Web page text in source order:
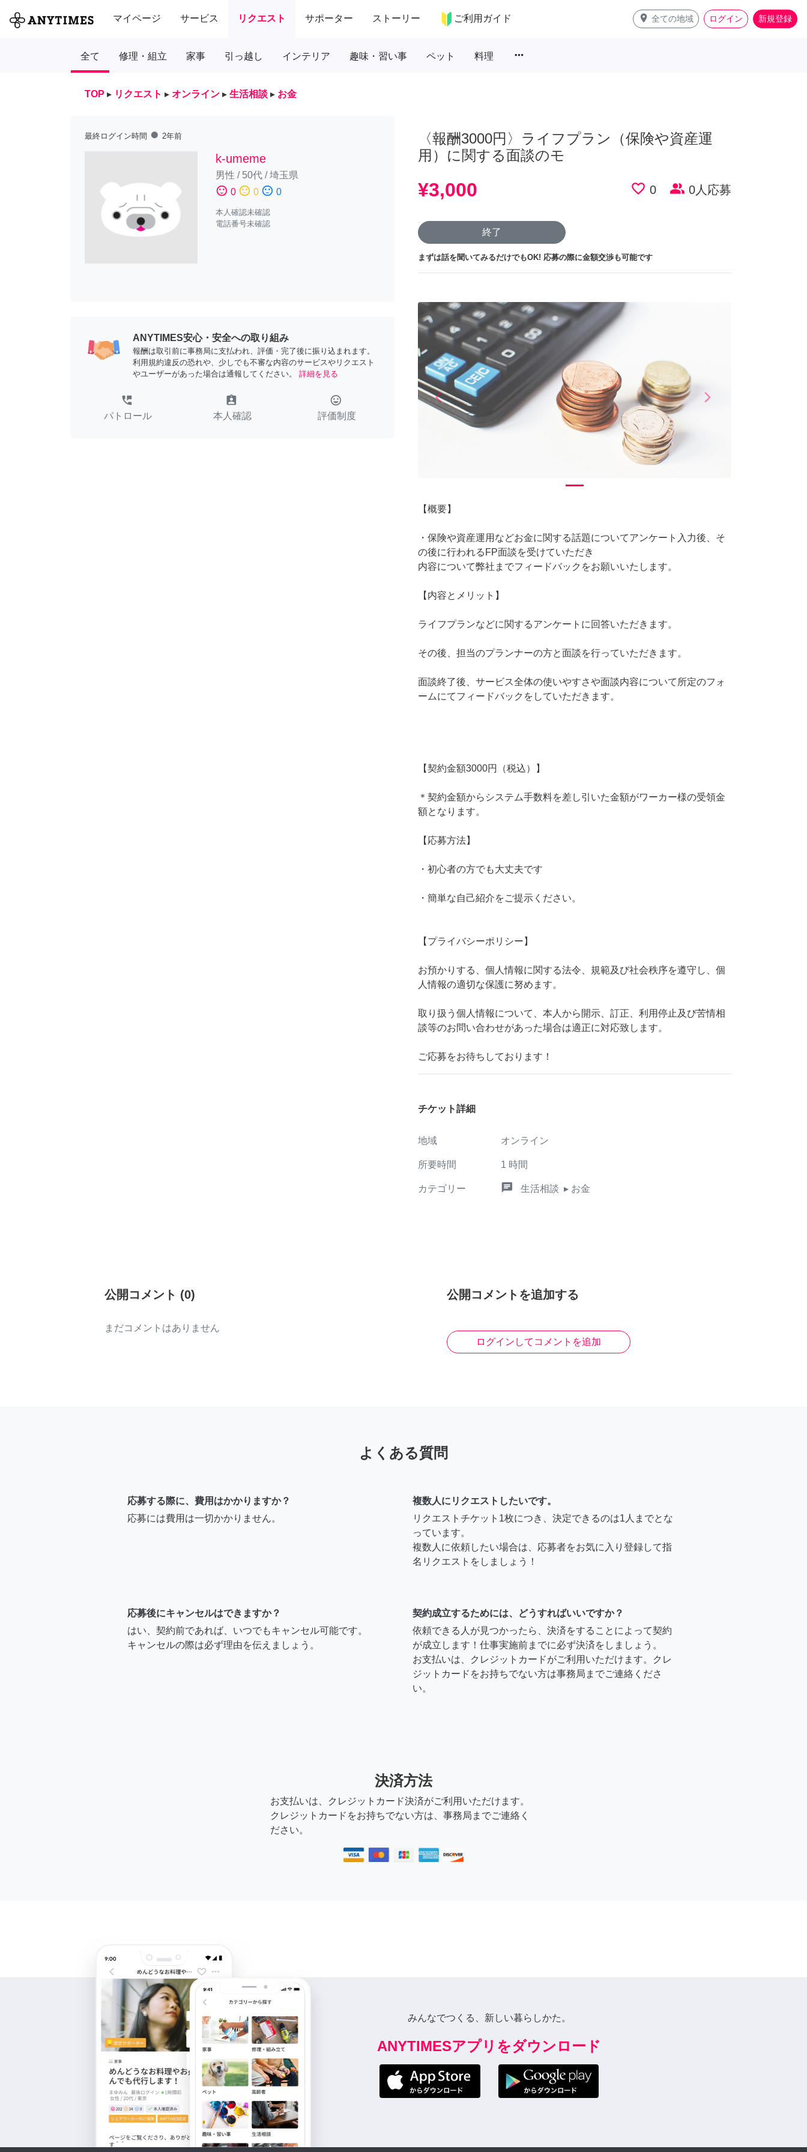
マイページ サービス リクエスト サポーター ストーリー ご利用ガイド place 全ての地域 ログイン 新規登録
全て 修理・組立 家事 引っ越し インテリア 趣味・習い事 ペット 料理 more_horiz
TOP ▸ リクエスト ▸ オンライン ▸ 生活相談 ▸ お金
最終ログイン時間 fiber_manual_record 2年前
k-umeme
男性 / 50代/埼玉県
sentiment_satisfied 0 sentiment_neutral 0 sentiment_dissatisfied 0
本人確認未確認
電話番号未確認
ANYTIMES安心・安全への取り組み
報酬は取引前に事務局に支払われ、評価・完了後に振り込まれます。
利用規約違反の恐れや、少しでも不審な内容のサービスやリクエスト
やユーザーがあった場合は通報してください。
詳細を見る
perm_phone_msg
パトロール
assignment_ind
本人確認
tag_faces
評価制度
〈報酬3000円〉ライフプラン（保険や資産運
用）に関する面談のモ
¥3,000 favorite_border 0 people_alt 0人応募
終了
まずは話を聞いてみるだけでもOK! 応募の際に金額交渉も可能です
arrow_back_iosPrevious arrow_forward_iosNext
【概要】
・保険や資産運用などお金に関する話題についてアンケート入力後、そ
の後に行われるFP面談を受けていただき
内容について弊社までフィードバックをお願いいたします。
【内容とメリット】
ライフプランなどに関するアンケートに回答いただきます。
その後、担当のプランナーの方と面談を行っていただきます。
面談終了後、サービス全体の使いやすさや面談内容について所定のフォ
ームにてフィードバックをしていただきます。
【契約金額3000円（税込）】
＊契約金額からシステム手数料を差し引いた金額がワーカー様の受領金
額となります。
【応募方法】
・初心者の方でも大丈夫です
・簡単な自己紹介をご提示ください。
【プライバシーポリシー】
お預かりする、個人情報に関する法令、規範及び社会秩序を遵守し、個
人情報の適切な保護に努めます。
取り扱う個人情報について、本人から開示、訂正、利用停止及び苦情相
談等のお問い合わせがあった場合は適正に対応致します。
ご応募をお待ちしております！
チケット詳細
地域 オンライン
所要時間 1 時間
カテゴリー chat 生活相談 ▸ お金
公開コメント (0)
まだコメントはありません
公開コメントを追加する
ログインしてコメントを追加
よくある質問
応募する際に、費用はかかりますか？
応募には費用は一切かかりません。
複数人にリクエストしたいです。
リクエストチケット1枚につき、決定できるのは1人までとな
っています。
複数人に依頼したい場合は、応募者をお気に入り登録して指
名リクエストをしましょう！
応募後にキャンセルはできますか？
はい、契約前であれば、いつでもキャンセル可能です。
キャンセルの際は必ず理由を伝えましょう。
契約成立するためには、どうすればいいですか？
依頼できる人が見つかったら、決済をすることによって契約
が成立します！仕事実施前までに必ず決済をしましょう。
お支払いは、クレジットカードがご利用いただけます。クレ
ジットカードをお持ちでない方は事務局までご連絡くださ
い。
決済方法
お支払いは、クレジットカード決済がご利用いただけます。
クレジットカードをお持ちでない方は、事務局までご連絡く
ださい。
みんなでつくる、新しい暮らしかた。
ANYTIMESアプリをダウンロード